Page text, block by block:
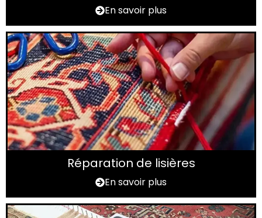
En savoir plus
Réparation de lisières
En savoir plus